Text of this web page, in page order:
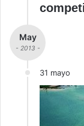
May
- 2013 -
31 mayo